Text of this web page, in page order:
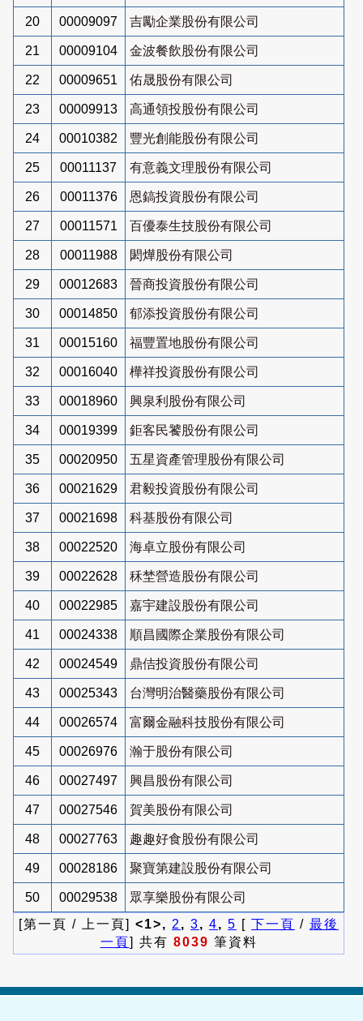
20 00009097 吉勵企業股份有限公司
21 00009104 金波餐飲股份有限公司
22 00009651 佑晟股份有限公司
23 00009913 高通領投股份有限公司
24 00010382 豐光創能股份有限公司
25 00011137 有意義文理股份有限公司
26 00011376 恩鎬投資股份有限公司
27 00011571 百優泰生技股份有限公司
28 00011988 閎燁股份有限公司
29 00012683 晉商投資股份有限公司
30 00014850 郁添投資股份有限公司
31 00015160 福豐置地股份有限公司
32 00016040 樺祥投資股份有限公司
33 00018960 興泉利股份有限公司
34 00019399 鉅客民饕股份有限公司
35 00020950 五星資產管理股份有限公司
36 00021629 君毅投資股份有限公司
37 00021698 科基股份有限公司
38 00022520 海卓立股份有限公司
39 00022628 秝埜營造股份有限公司
40 00022985 嘉宇建設股份有限公司
41 00024338 順昌國際企業股份有限公司
42 00024549 鼎佶投資股份有限公司
43 00025343 台灣明治醫藥股份有限公司
44 00026574 富爾金融科技股份有限公司
45 00026976 瀚于股份有限公司
46 00027497 興昌股份有限公司
47 00027546 賀美股份有限公司
48 00027763 趣趣好食股份有限公司
49 00028186 聚寶第建設股份有限公司
50 00029538
眾享樂股份有限公司
[第一頁 / 上一頁] <1>, 2 , 3, 4, 5 [ 下一頁 / 最後
一頁] 共有 8039 筆資料